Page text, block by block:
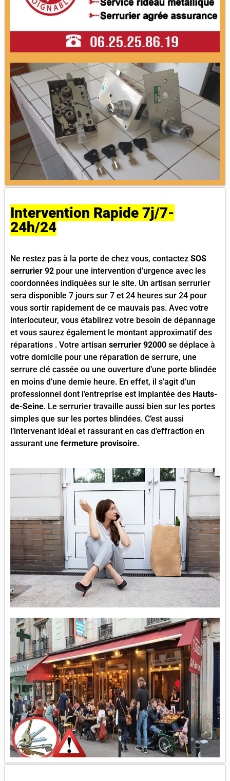
Intervention Rapide 7j/7-
24h/24
Ne restez pas à la porte de chez vous, contactez SOS
serrurier 92 pour une intervention d’urgence avec les
coordonnées indiquées sur le site. Un artisan serrurier
sera disponible 7 jours sur 7 et 24 heures sur 24 pour
vous sortir rapidement de ce mauvais pas. Avec votre
interlocuteur, vous établirez votre besoin de dépannage
et vous saurez également le montant approximatif des
réparations . Votre artisan serrurier 92000 se déplace à
votre domicile pour une réparation de serrure, une
serrure clé cassée ou une ouverture d’une porte blindée
en moins d’une demie heure. En effet, il s’agit d’un
professionnel dont l’entreprise est implantée des Hauts-
de-Seine. Le serrurier travaille aussi bien sur les portes
simples que sur les portes blindées. C’est aussi
l’intervenant idéal et rassurant en cas d’effraction en
assurant une fermeture provisoire.